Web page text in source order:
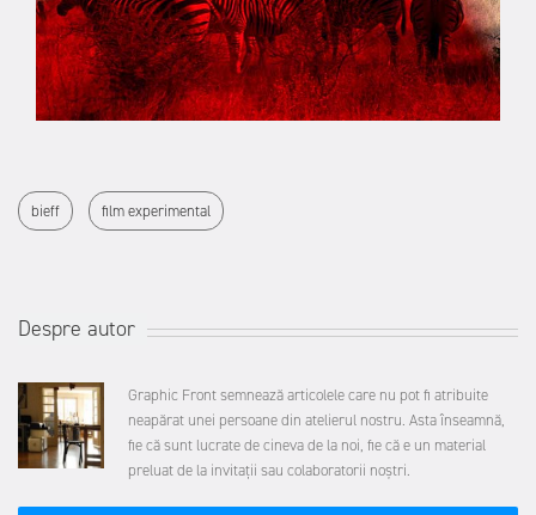
bieff film experimental
Despre autor
Graphic Front semnează articolele care nu pot fi atribuite
neapărat unei persoane din atelierul nostru. Asta înseamnă,
fie că sunt lucrate de cineva de la noi, fie că e un material
preluat de la invitații sau colaboratorii noștri.